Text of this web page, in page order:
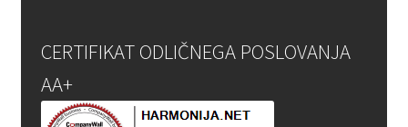
CERTIFIKAT ODLIČNEGA POSLOVANJA
AA+